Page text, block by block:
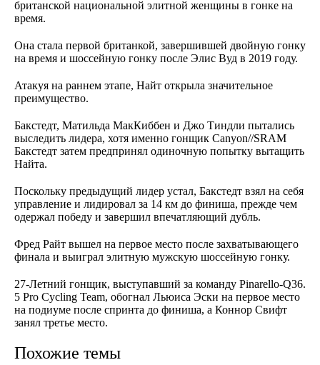
британской национальной элитной женщины в гонке на
время.
Она стала первой британкой, завершившей двойную гонку
на время и шоссейную гонку после Элис Вуд в 2019 году.
Атакуя на раннем этапе, Найт открыла значительное
преимущество.
Бакстедт, Матильда МакКиббен и Джо Тиндли пытались
выследить лидера, хотя именно гонщик Canyon//SRAM
Бакстедт затем предпринял одиночную попытку вытащить
Найта.
Поскольку предыдущий лидер устал, Бакстедт взял на себя
управление и лидировал за 14 км до финиша, прежде чем
одержал победу и завершил впечатляющий дубль.
Фред Райт вышел на первое место после захватывающего
финала и выиграл элитную мужскую шоссейную гонку.
27-Летний гонщик, выступавший за команду Pinarello-Q36.
5 Pro Cycling Team, обогнал Льюиса Эски на первое место
на подиуме после спринта до финиша, а Коннор Свифт
занял третье место.
Похожие темы